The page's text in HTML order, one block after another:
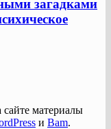
загадками
материалы
и Bam.